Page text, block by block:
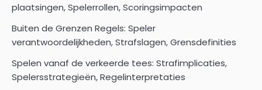
plaatsingen, Spelerrollen, Scoringsimpacten
Buiten de Grenzen Regels: Speler
verantwoordelijkheden, Strafslagen, Grensdefinities
Spelen vanaf de verkeerde tees: Strafimplicaties,
Spelersstrategieën, Regelinterpretaties